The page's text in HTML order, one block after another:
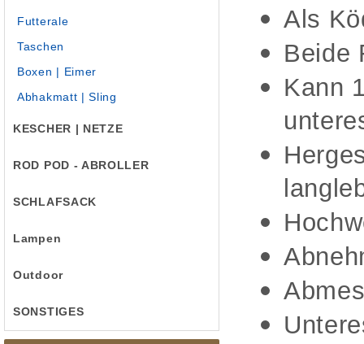
Futterale
Taschen
Boxen | Eimer
Abhakmatt | Sling
KESCHER | NETZE
ROD POD - ABROLLER
SCHLAFSACK
Lampen
Outdoor
SONSTIGES
Als
Beide
Kann